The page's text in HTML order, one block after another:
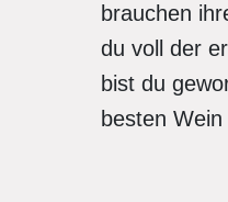
brauchen
du voll der
bist du
besten Wein